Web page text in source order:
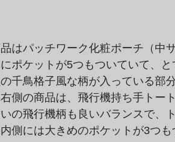
はパッチワーク化粧ポーチ（中
ポケットが5つもついていて、
千鳥格子風な柄が入っている部
側の商品は、飛行機持ち手トー
の飛行機柄も良いバランスで、
側には大きめのポケットが3つ